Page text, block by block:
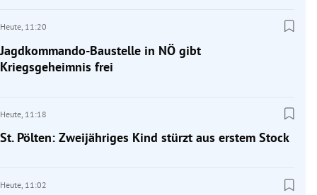
Heute, 11:20
Jagdkommando-Baustelle in NÖ gibt
Kriegsgeheimnis frei
Heute, 11:18
St. Pölten: Zweijähriges Kind stürzt aus erstem Stock
Heute, 11:02